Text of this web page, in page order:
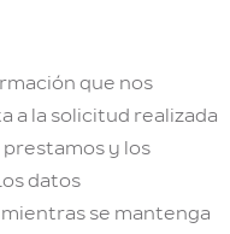
que nos
a la solicitud realizada
y los
datos
se mantenga